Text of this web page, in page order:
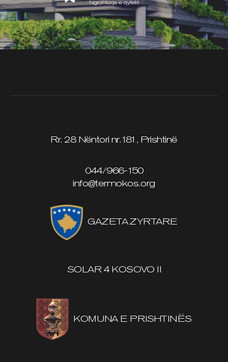
Rr. 28 Nëntori nr.181, Prishtinë
044/966-150
info@termokos.org
GAZETA ZYRTARE
SOLAR 4 KOSOVO II
KOMUNA E PRISHTINËS